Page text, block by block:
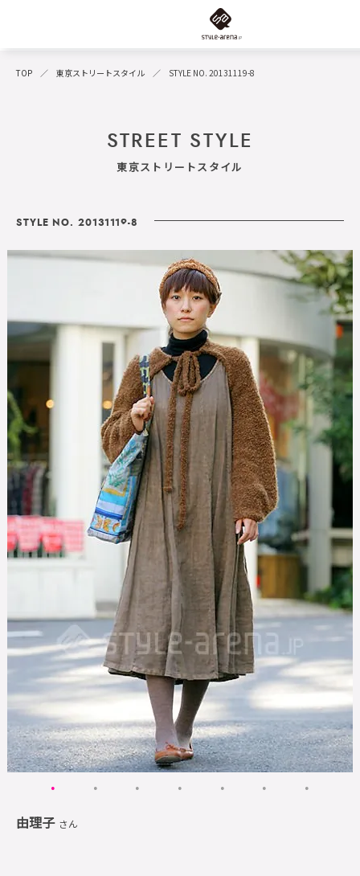
TOP 東京ストリートスタイル STYLE NO. 20131119-8
STREET STYLE
東京ストリートスタイル
STYLE NO. 20131119-8
由理子 さん